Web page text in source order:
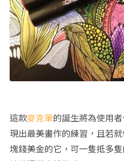
這款麥克筆的誕生將為使用
現出最美畫作的練習，且若
塊錢美金的它，可一隻抵多